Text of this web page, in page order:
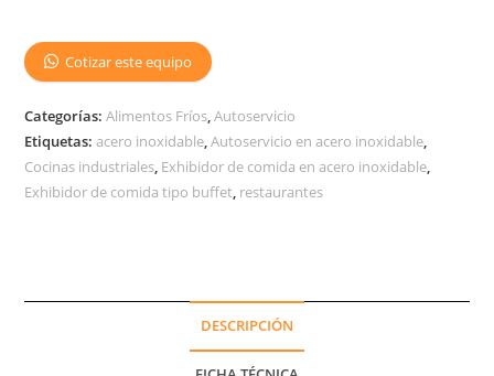
Cotizar este equipo
Categorías:Alimentos Fríos,Autoservicio
Etiquetas:acero inoxidable,Autoservicio en acero inoxidable,
Cocinas industriales, Exhibidor de comida en acero inoxidable,
Exhibidor de comida tipo buffet, restaurantes
DESCRIPCIÓN